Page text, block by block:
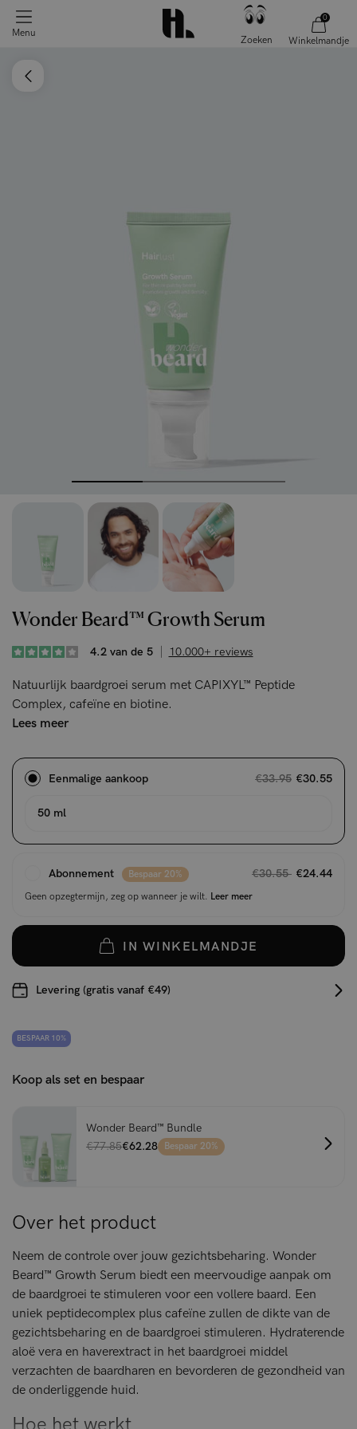
Menu
Zoeken
0
Winkelmandje
Wonder Beard™ Growth Serum
4.2 van de 5 10.000+ reviews
Natuurlijk baardgroei serum met CAPIXYL™ Peptide
Complex, cafeïne en biotine.
Lees meer
Eenmalige aankoop €33.95 €30.55
50 ml
Abonnement Bespaar 20% €30.55 €24.44
Geen opzegtermijn, zeg op wanneer je wilt. Leer meer
IN WINKELMANDJE
Levering (gratis vanaf €49)
BESPAAR 10%
Koop als set en bespaar
Wonder Beard™ Bundle
€77.85€62.28 Bespaar 20%
Over het product
Neem de controle over jouw gezichtsbeharing. Wonder
Beard™ Growth Serum biedt een meervoudige aanpak om
de baardgroei te stimuleren voor een vollere baard. Een
uniek peptidecomplex plus cafeïne zullen de dikte van de
gezichtsbeharing en de baardgroei stimuleren. Hydraterende
aloë vera en haverextract in het baardgroei middel
verzachten de baardharen en bevorderen de gezondheid van
de onderliggende huid.